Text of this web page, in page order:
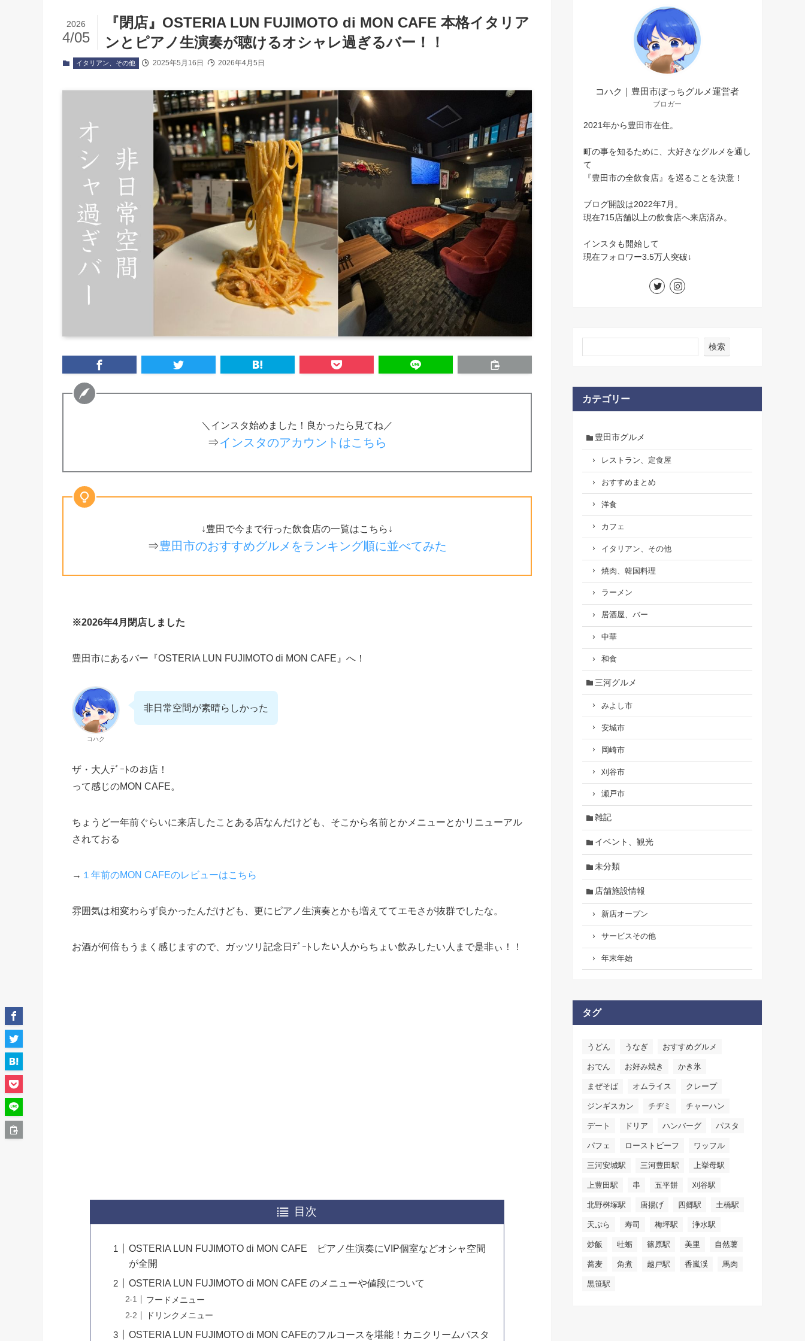
『閉店』OSTERIA LUN FUJIMOTO di MON CAFE 本格イタリア
ンとピアノ生演奏が聴けるオシャレ過ぎるバー！！
2026
4/05
イタリアン、その他 2025年5月16日 2026年4月5日
＼インスタ始めました！良かったら見てね／
⇒インスタのアカウントはこちら
↓豊田で今まで行った飲食店の一覧はこちら↓
⇒豊田市のおすすめグルメをランキング順に並べてみた
※2026年4月閉店しました
豊田市にあるバー『OSTERIA LUN FUJIMOTO di MON CAFE』へ！
コハク
非日常空間が素晴らしかった
ザ・大人ﾃﾞｰﾄのお店！
って感じのMON CAFE。
ちょうど一年前ぐらいに来店したことある店なんだけども、そこから名前とかメニューとかリニューアル
されておる
→ １年前のMON CAFEのレビューはこちら
雰囲気は相変わらず良かったんだけども、更にピアノ生演奏とかも増えててエモさが抜群でしたな。
お酒が何倍もうまく感じますので、ガッツリ記念日ﾃﾞｰﾄしたい人からちょい飲みしたい人まで是非ぃ！！
目次
OSTERIA LUN FUJIMOTO di MON CAFE ピアノ生演奏にVIP個室などオシャ空間
が全開
OSTERIA LUN FUJIMOTO di MON CAFE のメニューや値段について
フードメニュー
ドリンクメニュー
OSTERIA LUN FUJIMOTO di MON CAFEのフルコースを堪能！カニクリームパスタ
コハク｜豊田市ぼっちグルメ運営者
ブロガー
2021年から豊田市在住。
町の事を知るために、大好きなグルメを通し
て
『豊田市の全飲食店』を巡ることを決意！
ブログ開設は2022年7月。
現在715店舗以上の飲食店へ来店済み。
インスタも開始して
現在フォロワー3.5万人突破↓
検索
カテゴリー
豊田市グルメ
レストラン、定食屋
おすすめまとめ
洋食
カフェ
イタリアン、その他
焼肉、韓国料理
ラーメン
居酒屋、バー
中華
和食
三河グルメ
みよし市
安城市
岡崎市
刈谷市
瀬戸市
雑記
イベント、観光
未分類
店舗施設情報
新店オープン
サービスその他
年末年始
タグ
うどん うなぎ おすすめグルメ
おでん お好み焼き かき氷
まぜそば オムライス クレープ
ジンギスカン チヂミ チャーハン
デート ドリア ハンバーグ パスタ
パフェ ローストビーフ ワッフル
三河安城駅 三河豊田駅 上挙母駅
上豊田駅 串 五平餅 刈谷駅
北野桝塚駅 唐揚げ 四郷駅 土橋駅
天ぷら 寿司 梅坪駅 浄水駅
炒飯 牡蛎 篠原駅 美里 自然薯
蕎麦 角煮 越戸駅 香嵐渓 馬肉
黒笹駅